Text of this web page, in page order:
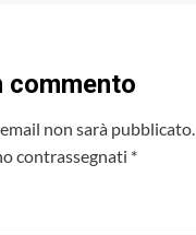
commento
non sarà pubblicato.
contrassegnati *